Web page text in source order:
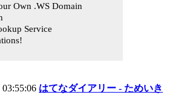
Own .WS Domain
Service
03:55:06 はてなダイアリー - ためいき